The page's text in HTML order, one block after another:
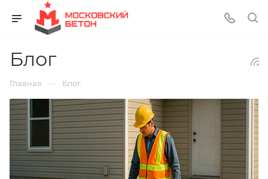
Блог
Главная — Блог